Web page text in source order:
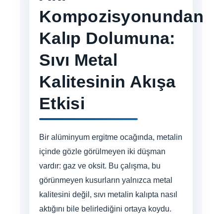
Kompozisyonundan
Kalıp Dolumuna:
Sıvı Metal
Kalitesinin Akışa
Etkisi
Bir alüminyum ergitme ocağında, metalin
içinde gözle görülmeyen iki düşman
vardır: gaz ve oksit. Bu çalışma, bu
görünmeyen kusurların yalnızca metal
kalitesini değil, sıvı metalin kalıpta nasıl
aktığını bile belirlediğini ortaya koydu.